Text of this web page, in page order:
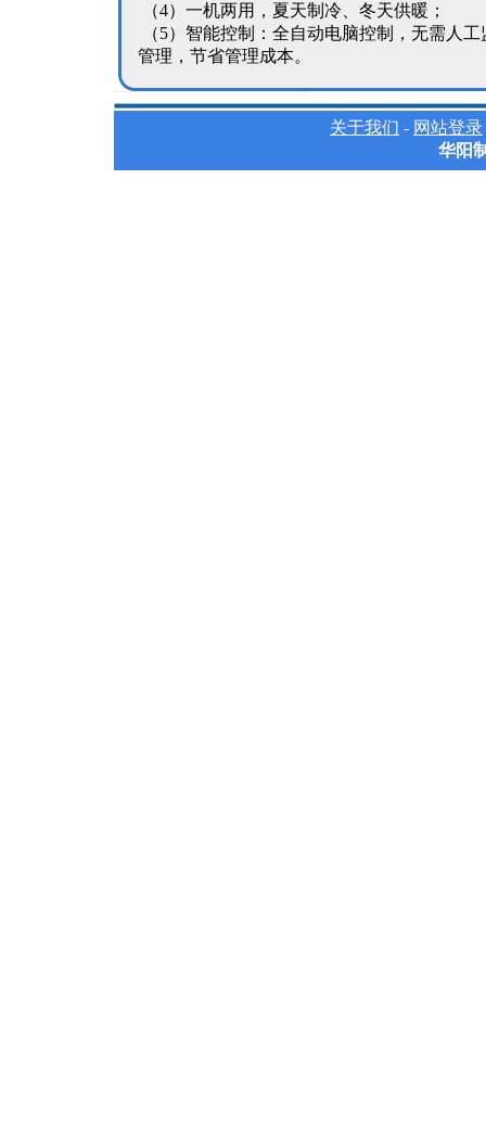
（4）一机两用，夏天制冷、冬天供暖；
（5）智能控制：全自动电脑控制，无需人
管理，节省管理成本。
关于我们 - 网站登录
华阳